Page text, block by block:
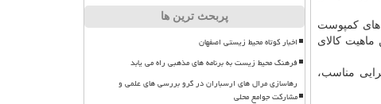
های کمپوست
کالای
مناسب،
پربحث ترین ها
اخبار کوتاه محیط زیستی اصفهان
فرهنگ محیط زیست به برنامه های مذهبی راه می یابد
رهاسازی مرال های ارسباران در گرو بررسی های علمی و
مشارکت جوامع محلی